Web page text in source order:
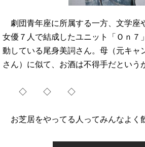
劇団青年座に所属する一方、文学座
女優７人で結成したユニット「Ｏｎ７
動している尾身美詞さん。母（元キャ
さん）に似て、お酒は不得手だという
◇ ◇ ◇
お芝居をやってる人ってみんなよく